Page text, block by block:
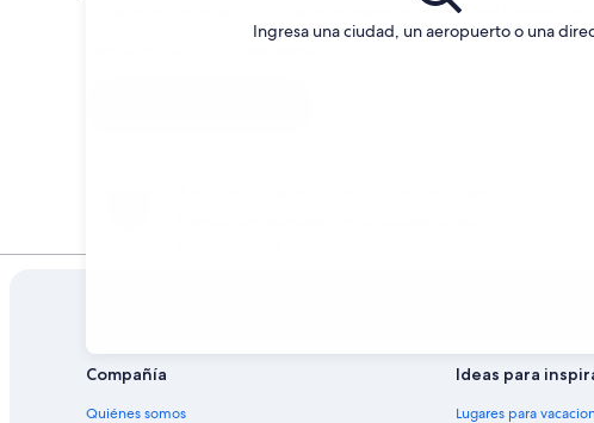
Ingresa una ciudad, un aeropuerto o una
Es posible que se aplique un cargo extra para los conductores jóvenes o
Compañía
Quiénes somos
Ideas para
Lugares para